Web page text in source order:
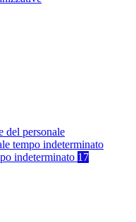
del personale
tempo indeterminato
indeterminato 17